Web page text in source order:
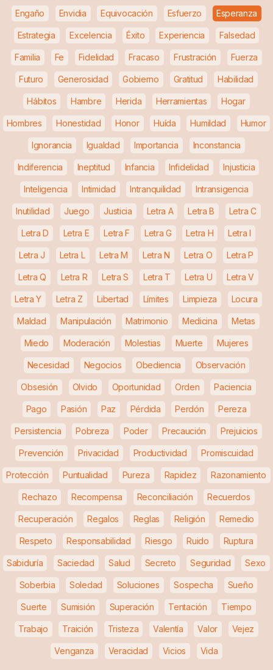
Engaño Envidia Equivocación Esfuerzo Esperanza
Estrategia Excelencia Éxito Experiencia Falsedad
Familia Fe Fidelidad Fracaso Frustración Fuerza
Futuro Generosidad Gobierno Gratitud Habilidad
Hábitos Hambre Herida Herramientas Hogar
Hombres Honestidad Honor Huída Humildad Humor
Ignorancia Igualdad Importancia Inconstancia
Indiferencia Ineptitud Infancia Infidelidad Injusticia
Inteligencia Intimidad Intranquilidad Intransigencia
Inutilidad Juego Justicia Letra A Letra B Letra C
Letra D Letra E Letra F Letra G Letra H Letra I
Letra J Letra L Letra M Letra N Letra O Letra P
Letra Q Letra R Letra S Letra T Letra U Letra V
Letra Y Letra Z Libertad Límites Limpieza Locura
Maldad Manipulación Matrimonio Medicina Metas
Miedo Moderación Molestias Muerte Mujeres
Necesidad Negocios Obediencia Observación
Obsesión Olvido Oportunidad Orden Paciencia
Pago Pasión Paz Pérdida Perdón Pereza
Persistencia Pobreza Poder Precaución Prejuicios
Prevención Privacidad Productividad Promiscuidad
Protección Puntualidad Pureza Rapidez Razonamiento
Rechazo Recompensa Reconciliación Recuerdos
Recuperación Regalos Reglas Religión Remedio
Respeto Responsabilidad Riesgo Ruido Ruptura
Sabiduría Saciedad Salud Secreto Seguridad Sexo
Soberbia Soledad Soluciones Sospecha Sueño
Suerte Sumisión Superación Tentación Tiempo
Trabajo Traición Tristeza Valentía Valor Vejez
Venganza Veracidad Vicios Vida